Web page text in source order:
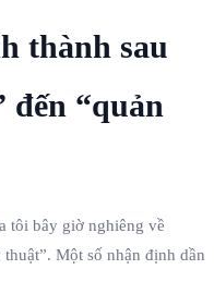
thành sau
đến “quản
tôi bây giờ nghiêng về
Một số nhận định dần